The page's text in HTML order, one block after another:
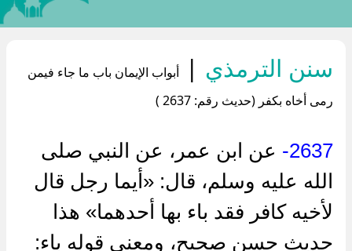
سنن الترمذي |
أبواب الإيمان باب ما جاء فيمن
رمى أخاه بكفر (حديث رقم: 2637 )
2637-
عن ابن عمر، عن النبي صلى
الله عليه وسلم، قال: «أيما رجل قال
لأخيه كافر فقد باء بها أحدهما» هذا
حديث حسن صحيح، ومعنى قوله باء: